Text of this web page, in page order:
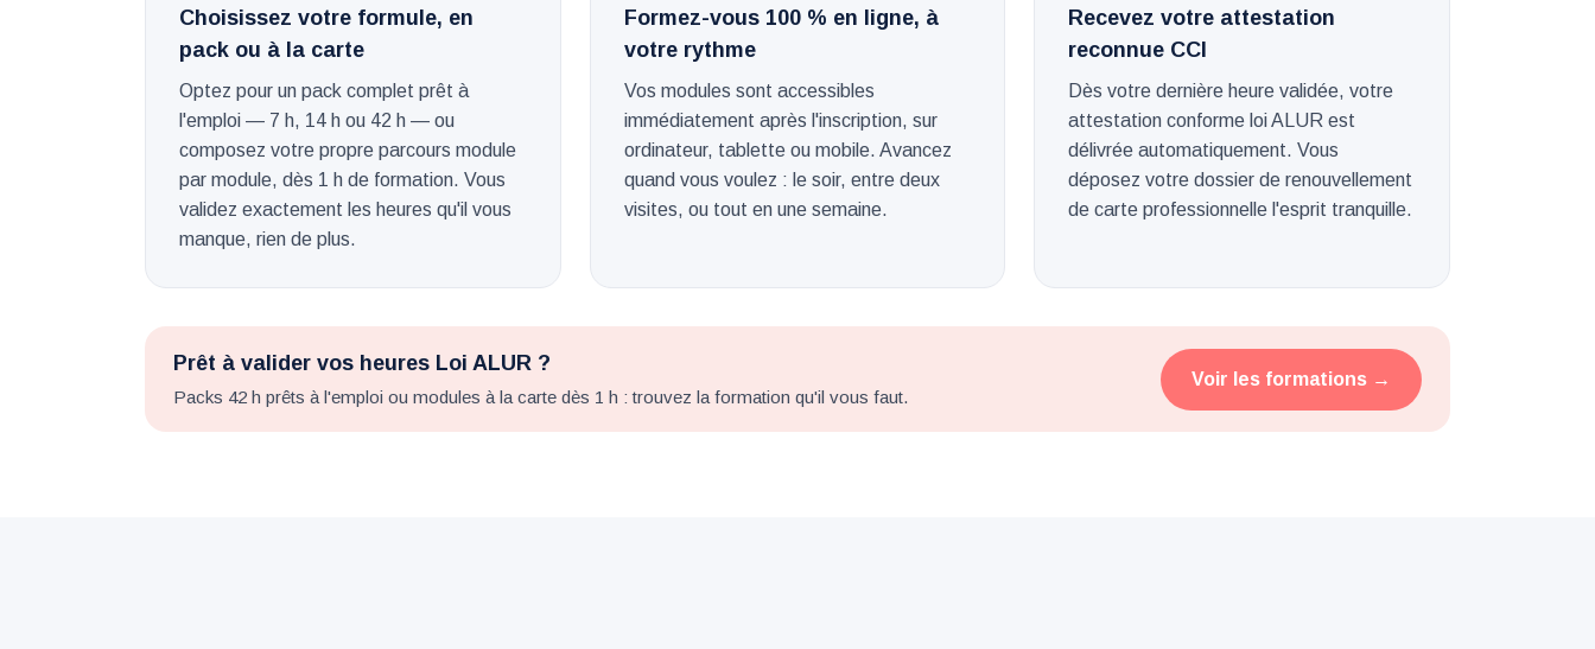
Choisissez votre formule, en
pack ou à la carte
Optez pour un pack complet prêt à
l'emploi — 7 h, 14 h ou 42 h — ou
composez votre propre parcours module
par module, dès 1 h de formation. Vous
validez exactement les heures qu'il vous
manque, rien de plus.
Formez-vous 100 % en ligne, à
votre rythme
Vos modules sont accessibles
immédiatement après l'inscription, sur
ordinateur, tablette ou mobile. Avancez
quand vous voulez : le soir, entre deux
visites, ou tout en une semaine.
Recevez votre attestation
reconnue CCI
Dès votre dernière heure validée, votre
attestation conforme loi ALUR est
délivrée automatiquement. Vous
déposez votre dossier de renouvellement
de carte professionnelle l'esprit tranquille.
Prêt à valider vos heures Loi ALUR ?
Packs 42 h prêts à l'emploi ou modules à la carte dès 1 h : trouvez la formation qu'il vous faut.
Voir les formations →